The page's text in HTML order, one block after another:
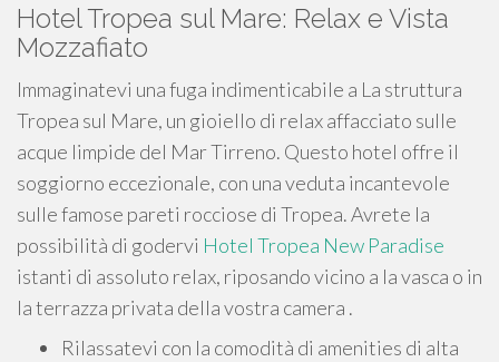
Hotel Tropea sul Mare: Relax e Vista
Mozzafiato
Immaginatevi una fuga indimenticabile a La struttura
Tropea sul Mare, un gioiello di relax affacciato sulle
acque limpide del Mar Tirreno. Questo hotel offre il
soggiorno eccezionale, con una veduta incantevole
sulle famose pareti rocciose di Tropea. Avrete la
possibilità di godervi Hotel Tropea New Paradise
istanti di assoluto relax, riposando vicino a la vasca o in
la terrazza privata della vostra camera .
Rilassatevi con la comodità di amenities di alta